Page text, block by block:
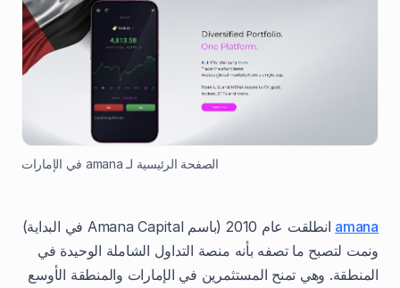
الصفحة الرئيسية لـ amana في الإمارات
amana
انطلقت عام 2010 (باسم Amana Capital في البداية)
ونمت لتصبح ما تصفه بأنه منصة التداول الشاملة الوحيدة في
المنطقة. وهي تمنح المستثمرين في الإمارات والمنطقة الأوسع